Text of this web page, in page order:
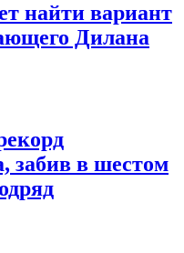
найти вариант
Дилана
забив в шестом